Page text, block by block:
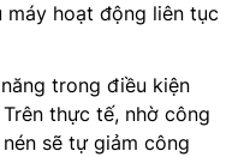
máy hoạt động liên tục
trong điều kiện
thực tế, nhờ công
sẽ tự giảm công